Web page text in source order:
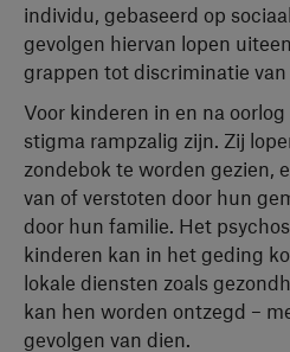
individu, gebaseerd op
gevolgen hiervan lopen
grappen tot discriminatie van
Voor kinderen in en na
stigma rampzalig zijn. Zij
zondebok te worden gezien,
van of verstoten door hun
door hun familie. Het
kinderen kan in het geding
lokale diensten zoals
kan hen worden ontzegd –
gevolgen van dien.